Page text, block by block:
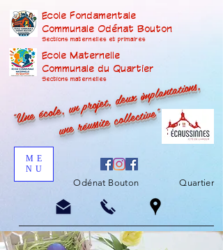
Ecole Fondamentale
Communale Odénat Bouton
Sections maternelles et primaires
Ecole Maternelle
Communale du Quartier
Sections maternelles
"Une école, un projet, deux implantations,
une réussite collective"
ME
NU
Odénat Bouton Quartier